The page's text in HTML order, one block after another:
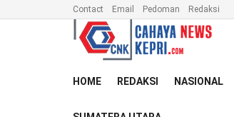
Contact Email Pedoman Redaksi
HOME REDAKSI NASIONAL